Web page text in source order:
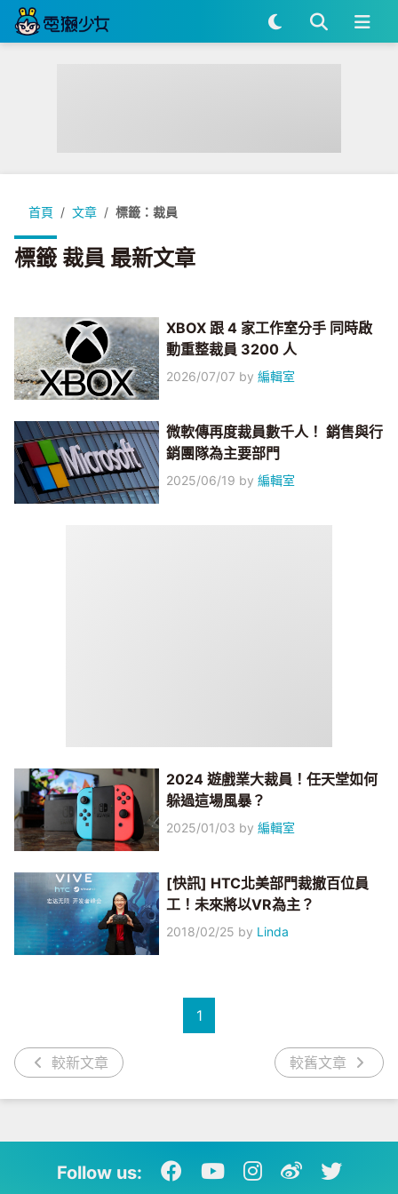
首頁 文章 標籤：裁員
標籤 裁員 最新文章
XBOX 跟 4 家工作室分手 同時啟
動重整裁員 3200 人
2026/07/07 by編輯室
微軟傳再度裁員數千人！ 銷售與行
銷團隊為主要部門
2025/06/19 by編輯室
2024 遊戲業大裁員！任天堂如何
躲過這場風暴？
2025/01/03 by編輯室
[快訊] HTC北美部門裁撤百位員
工！未來將以VR為主？
2018/02/25 by Linda
較新文章
1
較舊文章
Follow us: